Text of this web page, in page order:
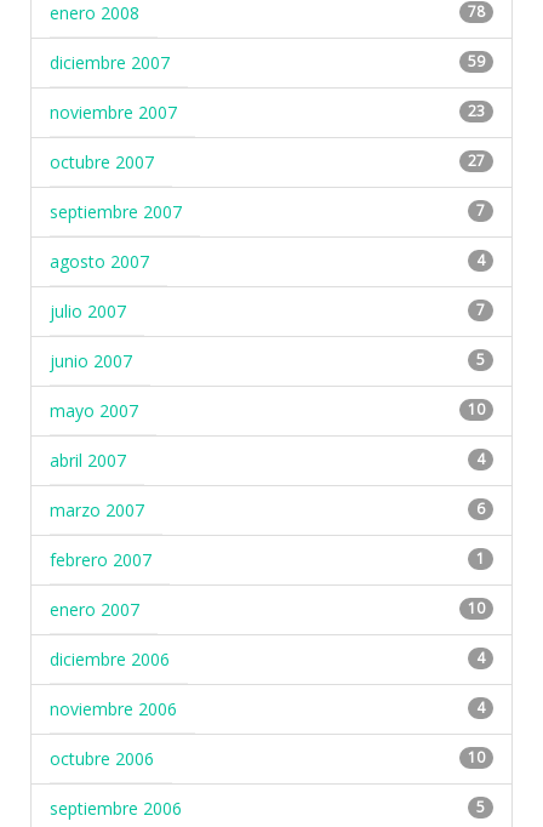
enero 2008 78
diciembre 2007 59
noviembre 2007 23
octubre 2007 27
septiembre 2007 7
agosto 2007 4
julio 2007 7
junio 2007 5
mayo 2007 10
abril 2007 4
marzo 2007 6
febrero 2007 1
enero 2007 10
diciembre 2006 4
noviembre 2006 4
octubre 2006 10
septiembre 2006 5